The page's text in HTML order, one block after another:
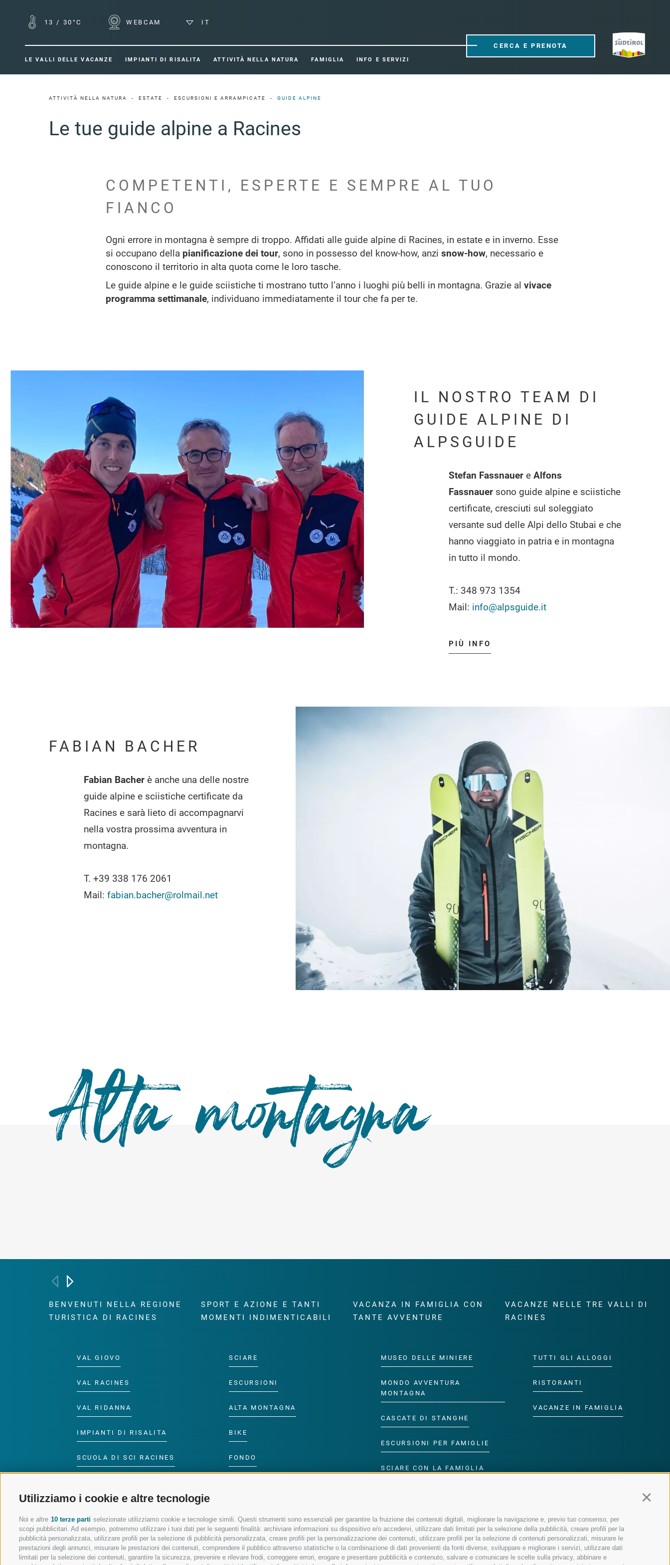
Utilizziamo i cookie e altre tecnologie
Noi e altre 10 terze parti selezionate utilizziamo cookie e tecnologie simili. Questi strumenti sono essenziali per garantire la fruizione dei contenuti digitali, migliorare la navigazione e, previo tuo consenso, per
scopi pubblicitari. Ad esempio, potremmo utilizzare i tuoi dati per le seguenti finalità: archiviare informazioni su dispositivo e/o accedervi, utilizzare dati limitati per la selezione della pubblicità, creare profili per la
pubblicità personalizzata, utilizzare profili per la selezione di pubblicità personalizzata, creare profili per la personalizzazione dei contenuti, utilizzare profili per la selezione di contenuti personalizzati, misurare le
prestazioni degli annunci, misurare le prestazioni dei contenuti, comprendere il pubblico attraverso statistiche o la combinazione di dati provenienti da fonti diverse, sviluppare e migliorare i servizi, utilizzare dati
limitati per la selezione dei contenuti, garantire la sicurezza, prevenire e rilevare frodi, correggere errori, erogare e presentare pubblicità e contenuto, salvare e comunicare le scelte sulla privacy, abbinare e
13 / 30°C WEBCAM IT
LE VALLI DELLE VACANZE IMPIANTI DI RISALITA ATTIVITÀ NELLA NATURA FAMIGLIA INFO E SERVIZI
CERCA E PRENOTA
ATTIVITÀ NELLA NATURA ESTATE ESCURSIONI E ARRAMPICATE GUIDE ALPINE
Le tue guide alpine a Racines
COMPETENTI, ESPERTE E SEMPRE AL TUO
FIANCO
Ogni errore in montagna è sempre di troppo. Affidati alle guide alpine di Racines, in estate e in inverno. Esse
si occupano della pianificazione dei tour, sono in possesso del know-how, anzi snow-how, necessario e
conoscono il territorio in alta quota come le loro tasche.
Le guide alpine e le guide sciistiche ti mostrano tutto l’anno i luoghi più belli in montagna. Grazie al vivace
programma settimanale, individuano immediatamente il tour che fa per te.
IL NOSTRO TEAM DI
GUIDE ALPINE DI
ALPSGUIDE
Stefan Fassnauer e Alfons
Fassnauer sono guide alpine e sciistiche
certificate, cresciuti sul soleggiato
versante sud delle Alpi dello Stubai e che
hanno viaggiato in patria e in montagna
in tutto il mondo.
T.: 348 973 1354
Mail: info@alpsguide.it
PIÙ INFO
FABIAN BACHER
Fabian Bacher è anche una delle nostre
guide alpine e sciistiche certificate da
Racines e sarà lieto di accompagnarvi
nella vostra prossima avventura in
montagna.
T. +39 338 176 2061
Mail: fabian.bacher@rolmail.net
Alta montagna
BENVENUTI NELLA REGIONE
TURISTICA DI RACINES
VAL GIOVO
VAL RACINES
VAL RIDANNA
IMPIANTI DI RISALITA
SCUOLA DI SCI RACINES
RACINES
SPORT E AZIONE E TANTI
MOMENTI INDIMENTICABILI
SCIARE
ESCURSIONI
ALTA MONTAGNA
BIKE
FONDO
VACANZA IN FAMIGLIA CON
TANTE AVVENTURE
MUSEO DELLE MINIERE
MONDO AVVENTURA
MONTAGNA
CASCATE DI STANGHE
ESCURSIONI PER FAMIGLIE
SCIARE CON LA FAMIGLIA
VACANZE NELLE TRE VALLI DI
RACINES
TUTTI GLI ALLOGGI
RISTORANTI
VACANZE IN FAMIGLIA
SEGUICI SUI SOCIAL